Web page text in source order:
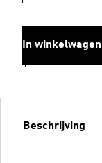
In winkelwagen
Beschrijving